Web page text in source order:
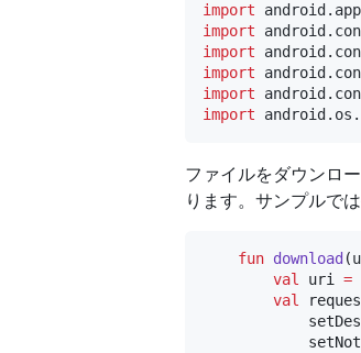
import
import
import
import
import
import
ファイルをダウンロ
ります。サンプルで
fun download (
val uri =
val